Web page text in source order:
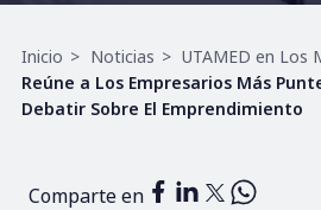
Ruta
de
navegación
Inicio Noticias UTAMED en Los
Reúne a Los Empresarios Más
Debatir Sobre El Emprendimiento
Comparte en